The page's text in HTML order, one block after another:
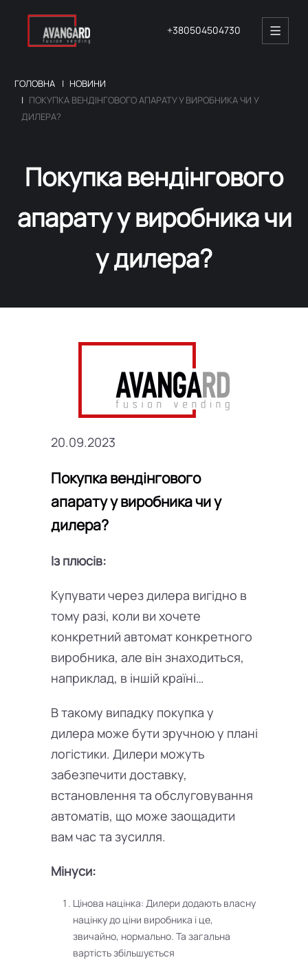
+380504504730
ГОЛОВНА
НОВИНИ
ПОКУПКА ВЕНДІНГОВОГО АПАРАТУ У ВИРОБНИКА ЧИ У
ДИЛЕРА?
Покупка вендінгового
апарату у виробника чи
у дилера?
20.09.2023
Покупка вендінгового
апарату у виробника чи у
дилера?
Із плюсів:
Купувати через дилера вигідно в
тому разі, коли ви хочете
конкретний автомат конкретного
виробника, але він знаходиться,
наприклад, в іншій країні…
В такому випадку покупка у
дилера може бути зручною у плані
логістики. Дилери можуть
забезпечити доставку,
встановлення та обслуговування
автоматів, що може заощадити
вам час та зусилля.
Мінуси:
Цінова націнка: Дилери додають власну
націнку до ціни виробника і це,
звичайно, нормально. Та загальна
вартість збільшується